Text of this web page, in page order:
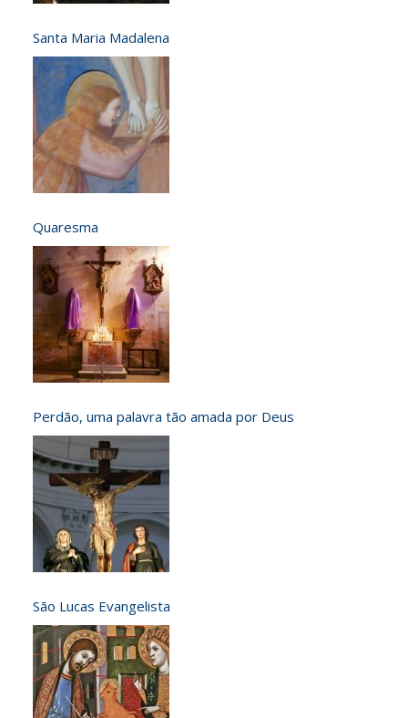
Santa Maria Madalena
Quaresma
Perdão, uma palavra tão amada por Deus
São Lucas Evangelista